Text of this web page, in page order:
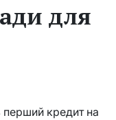
для
перший кредит на